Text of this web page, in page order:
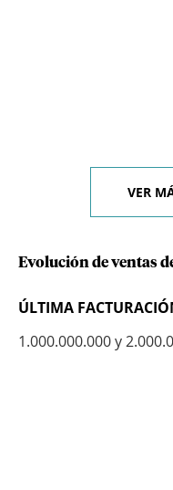
VER
Evolución de ventas
ÚLTIMA
1.000.000.000 y